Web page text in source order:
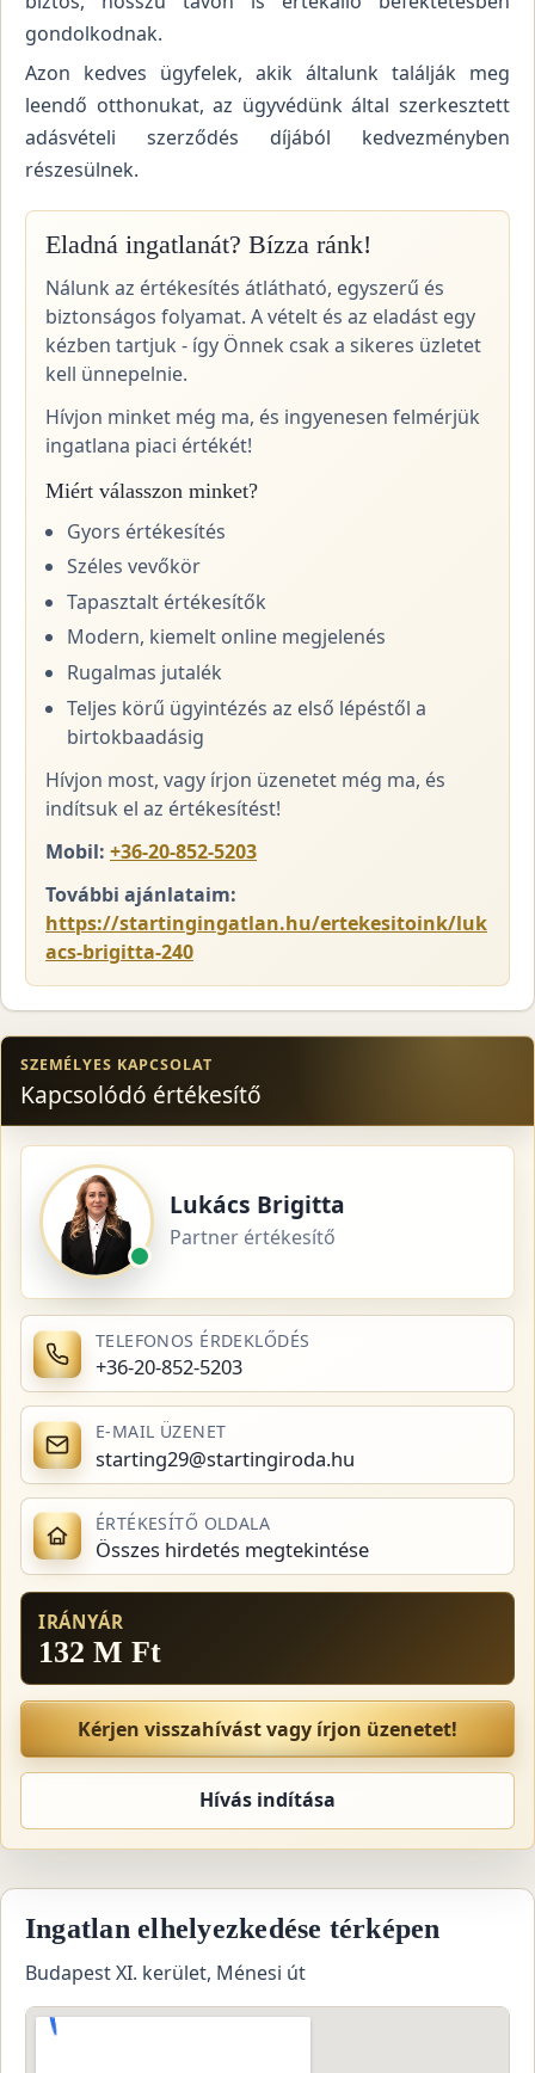
gondolkodnak.
Azon kedves ügyfelek, akik általunk találják meg
leendő otthonukat, az ügyvédünk által szerkesztett
adásvételi szerződés díjából kedvezményben
részesülnek.
Eladná ingatlanát? Bízza ránk!
Nálunk az értékesítés átlátható, egyszerű és
biztonságos folyamat. A vételt és az eladást egy
kézben tartjuk - így Önnek csak a sikeres üzletet
kell ünnepelnie.
Hívjon minket még ma, és ingyenesen felmérjük
ingatlana piaci értékét!
Miért válasszon minket?
Gyors értékesítés
Széles vevőkör
Tapasztalt értékesítők
Modern, kiemelt online megjelenés
Rugalmas jutalék
Teljes körű ügyintézés az első lépéstől a
birtokbaadásig
Hívjon most, vagy írjon üzenetet még ma, és
indítsuk el az értékesítést!
Mobil: +36-20-852-5203
További ajánlataim:
https://startingingatlan.hu/ertekesitoink/luk
acs-brigitta-240
SZEMÉLYES KAPCSOLAT
Kapcsolódó értékesítő
Lukács Brigitta
Partner értékesítő
TELEFONOS ÉRDEKLŐDÉS
+36-20-852-5203
E-MAIL ÜZENET
starting29@startingiroda.hu
ÉRTÉKESÍTŐ OLDALA
Összes hirdetés megtekintése
IRÁNYÁR
132 M Ft
Kérjen visszahívást vagy írjon üzenetet!
Hívás indítása
Ingatlan elhelyezkedése térképen
Budapest XI. kerület, Ménesi út